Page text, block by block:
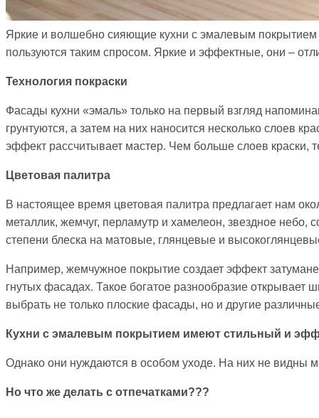
Яркие и волшебно сияющие кухни с эмалевым покрытием
пользуются таким спросом. Яркие и эффектные, они –
Технология покраски
Фасады кухни «эмаль» только на первый взгляд
грунтуются, а затем на них наносится несколько слоев
эффект рассчитывает мастер. Чем больше слоев
Цветовая палитра
В настоящее время цветовая палитра предлагает нам
металлик, жемчуг, перламутр и хамелеон, звездное небо,
степени блеска на матовые, глянцевые и
Например, жемчужное покрытие создает эффект
гнутых фасадах. Такое богатое разнообразие
выбрать не только плоские фасады, но и другие
Кухни с эмалевым покрытием имеют стильный и
Однако они нуждаются в особом уходе. На них не видны
Но что же делать с отпечатками???